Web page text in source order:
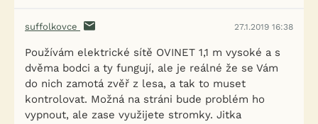
suffolkovce 27.1.2019 16:38
Používám elektrické sítě OVINET 1,1 m vysoké a s
dvěma bodci a ty fungují, ale je reálné že se Vám
do nich zamotá zvěř z lesa, a tak to muset
kontrolovat. Možná na stráni bude problém ho
vypnout, ale zase využijete stromky. Jitka